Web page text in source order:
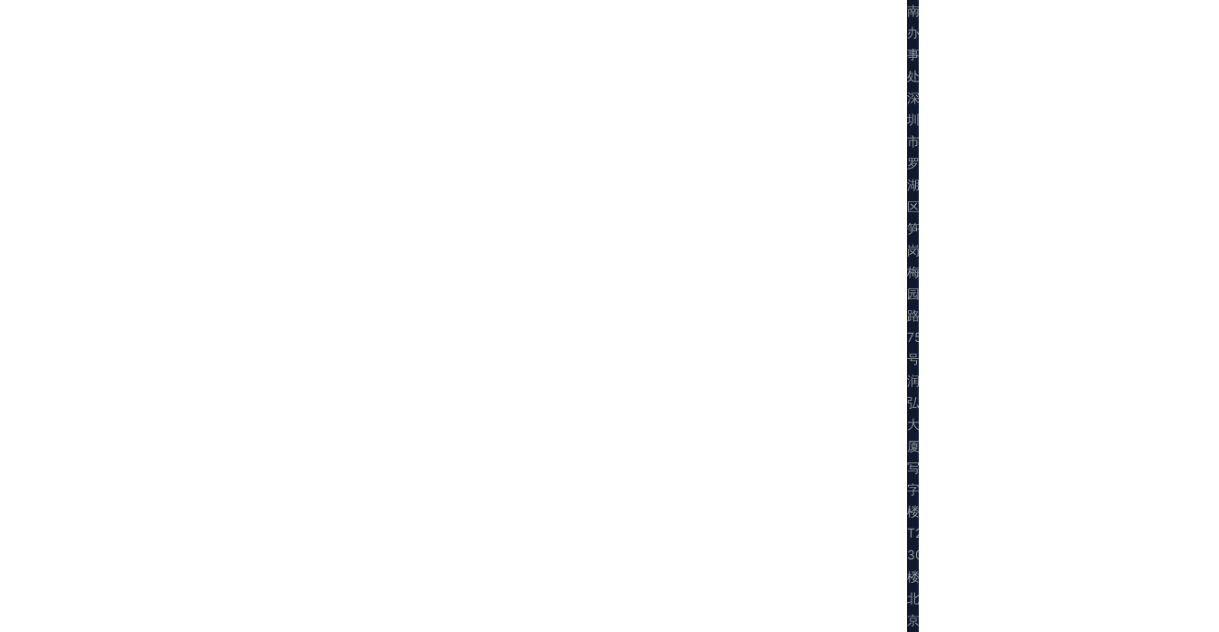
南
办
事
处：
深
圳
市
罗
湖
区
笋
岗
梅
园
路
75
号
润
弘
大
厦
写
字
楼
T2
30
楼
北
京